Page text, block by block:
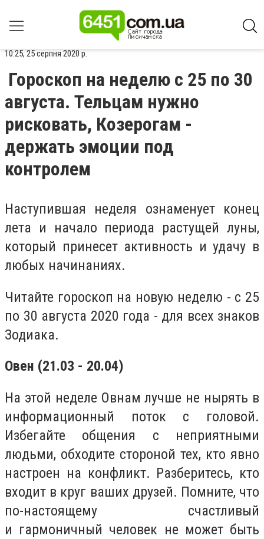
10:25, 25 серпня 2020 р.
Гороскоп на неделю с 25 по 30
августа. Тельцам нужно
рисковать, Козерогам -
держать эмоции под
контролем
Наступившая неделя ознаменует конец
лета и начало периода растущей луны,
который принесет активность и удачу в
любых начинаниях.
Читайте гороскоп на новую неделю - с 25
по 30 августа 2020 года - для всех знаков
Зодиака.
Овен (21.03 - 20.04)
На этой неделе Овнам лучше не нырять в
информационный поток с головой.
Избегайте общения с неприятными
людьми, обходите стороной тех, кто явно
настроен на конфликт. Разберитесь, кто
входит в круг ваших друзей. Помните, что
по-настоящему счастливый
и гармоничный человек не может быть